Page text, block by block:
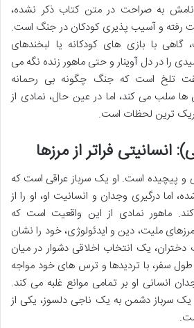
نامش به صراحت در متن کتاب ذکر نشده،
رفته و آسیب پذیری کودکان در جنگ است.
با بازی های کودکانه یا لبخندهای
را در دل آوینار و حتی ماهور زنده نگه می
تلخ است که جنگ چگونه بی رحمانه
سلب می کند، اما در عین حال، نمادی از
ترین لحظات است.
انسانیتی فراتر از مرزها
پیچیده است. او یک سرباز عراقی است که
اما درگیری وجدان و انسانیت او، او را از
کند. ماهور نمادی از این واقعیت است که
مرزهای ملیت، دین و ایدئولوژی، خود را نشان
یک انتخاب اخلاقی دشوار در میان
سفر، با تردیدها و ترس های خود مواجه
انسانی او بر تمامی موانع غلبه می کند.
سرباز دشمن به یک ناجی دلسوز، یکی از